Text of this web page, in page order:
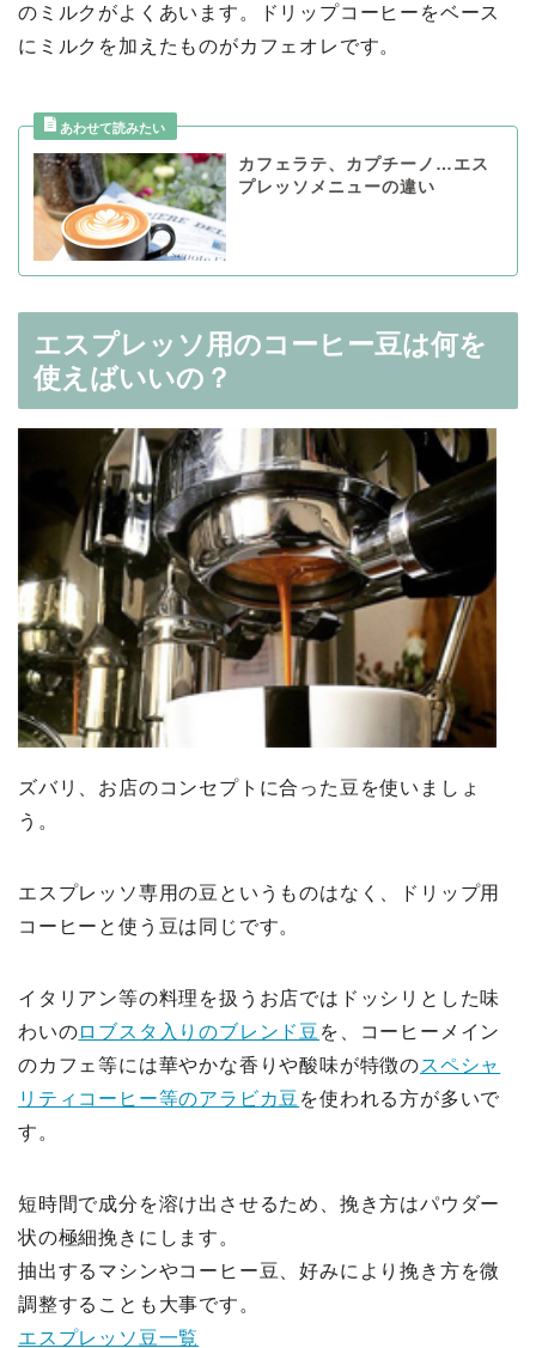
のミルクがよくあいます。ドリップコーヒーをベース
にミルクを加えたものがカフェオレです。
カフェラテ、カプチーノ…エス
プレッソメニューの違い
エスプレッソ用のコーヒー豆は何を
使えばいいの？
ズバリ、お店のコンセプトに合った豆を使いましょ
う。
エスプレッソ専用の豆というものはなく、ドリップ用
コーヒーと使う豆は同じです。
イタリアン等の料理を扱うお店ではドッシリとした味
わいのロブスタ入りのブレンド豆 を、コーヒーメイン
のカフェ等には華やかな香りや酸味が特徴のスペシャ
リティコーヒー等のアラビカ豆 を使われる方が多いで
す。
短時間で成分を溶け出させるため、挽き方はパウダー
状の極細挽きにします。
抽出するマシンやコーヒー豆、好みにより挽き方を微
調整することも大事です。
エスプレッソ豆一覧